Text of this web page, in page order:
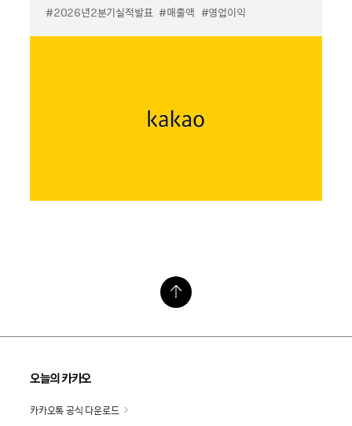
#2026년2분기실적발표 #매출액 #영업이익
오늘의 카카오
카카오톡 공식 다운로드